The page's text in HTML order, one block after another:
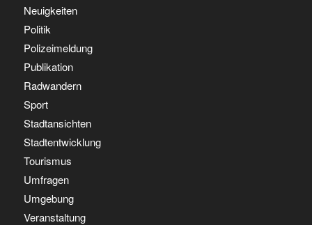
Neuigkeiten
Politik
Polizeimeldung
Publikation
Radwandern
Sport
Stadtansichten
Stadtentwicklung
Tourismus
Umfragen
Umgebung
Veranstaltung